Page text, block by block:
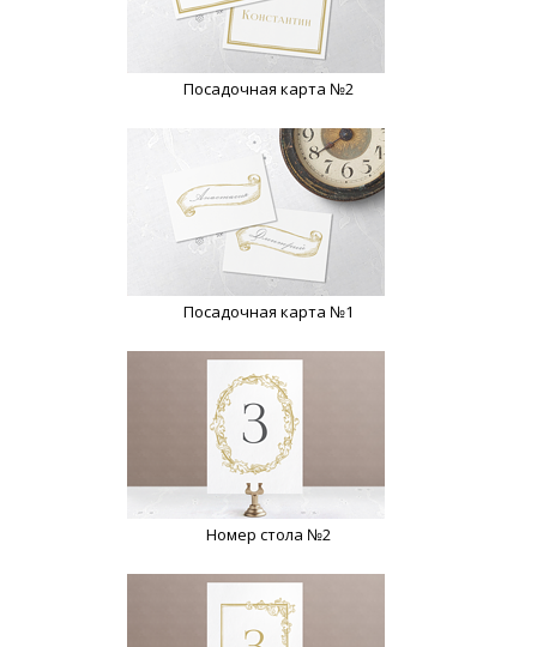
Посадочная карта №2
Посадочная карта №1
Номер стола №2